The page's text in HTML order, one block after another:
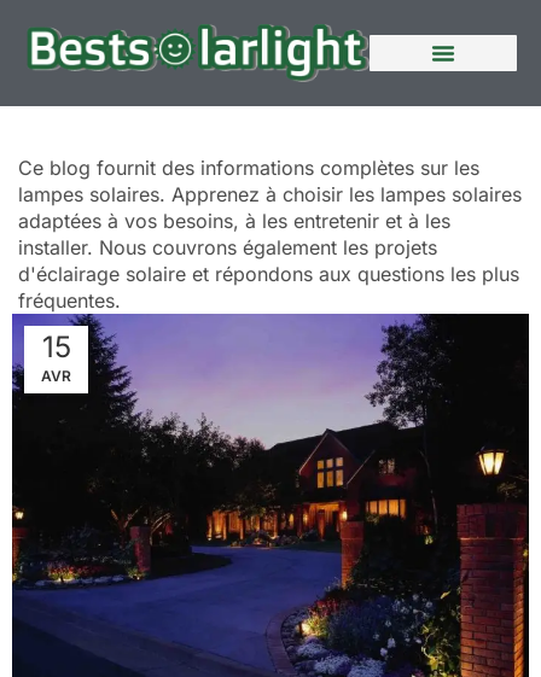
Ce blog fournit des informations complètes sur les
lampes solaires. Apprenez à choisir les lampes solaires
adaptées à vos besoins, à les entretenir et à les
installer. Nous couvrons également les projets
d'éclairage solaire et répondons aux questions les plus
fréquentes.
15
AVR